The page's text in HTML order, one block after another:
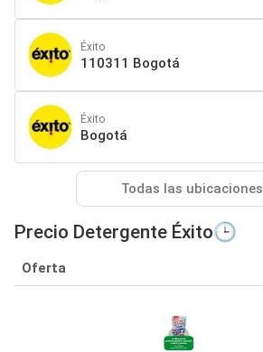
Éxito
110311 Bogotá
Éxito
Bogotá
Todas las ubicaciones
Precio Detergente Éxito🕒
Oferta